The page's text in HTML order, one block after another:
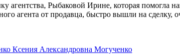
агентства, Рыбаковой Ирине, которая
агента от продавца, быстро вышли на
Ксения Александровна Могученко